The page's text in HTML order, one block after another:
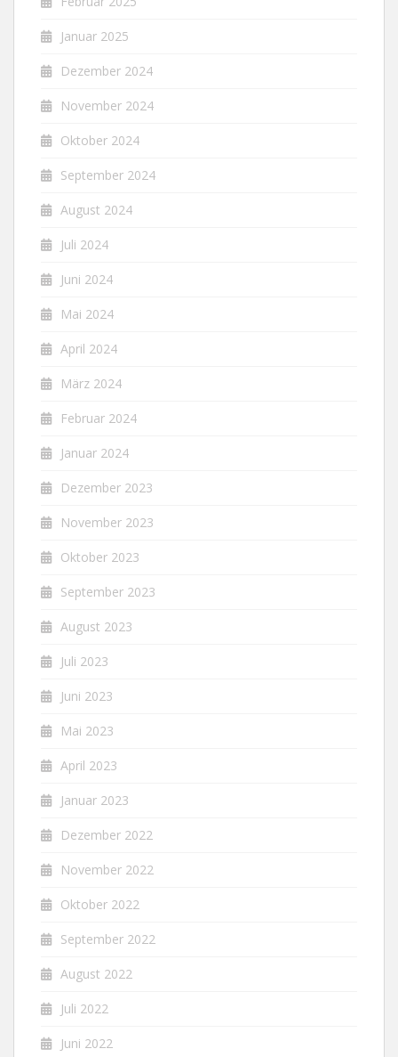
Januar 2025
Dezember 2024
November 2024
Oktober 2024
September 2024
August 2024
Juli 2024
Juni 2024
Mai 2024
April 2024
März 2024
Februar 2024
Januar 2024
Dezember 2023
November 2023
Oktober 2023
September 2023
August 2023
Juli 2023
Juni 2023
Mai 2023
April 2023
Januar 2023
Dezember 2022
November 2022
Oktober 2022
September 2022
August 2022
Juli 2022
Juni 2022